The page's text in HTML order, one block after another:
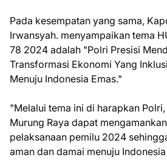
Pada kesempatan yang sama,
Irwansyah. menyampaikan tema
78 2024 adalah "Polri Presisi
Transformasi Ekonomi Yang
Menuju Indonesia Emas."
"Melalui tema ini di harapkan
Murung Raya dapat
pelaksanaan pemilu 2024
aman dan damai menuju